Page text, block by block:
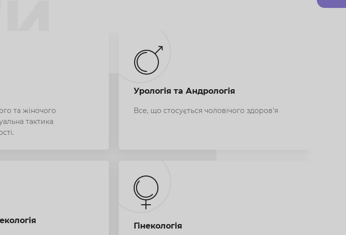
та жіночого
тактика
Урологія та Андрологія
Все, що стосується чоловічого здоров'я
Гінекологія